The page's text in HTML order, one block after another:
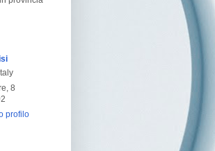
8
profilo